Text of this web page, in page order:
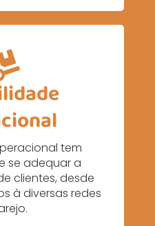
tem
se adequar a
clientes, desde
à diversas redes